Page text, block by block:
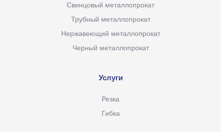
Свинцовый металлопрокат
Трубный металлопрокат
Нержавеющий металлопрокат
Черный металлопрокат
Услуги
Резка
Гибка